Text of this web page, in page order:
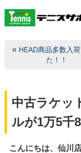
« HEAD商品多数入
た！！
中古ラケッ
ルが1万5千
こんにちは、仙川